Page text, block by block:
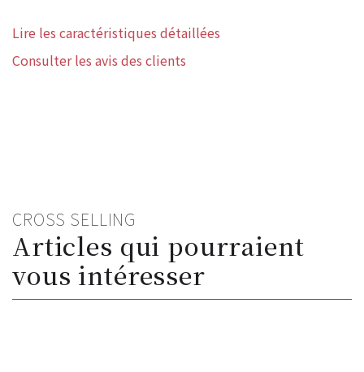
Lire les caractéristiques détaillées
Consulter les avis des clients
CROSS SELLING
Articles qui pourraient
vous intéresser